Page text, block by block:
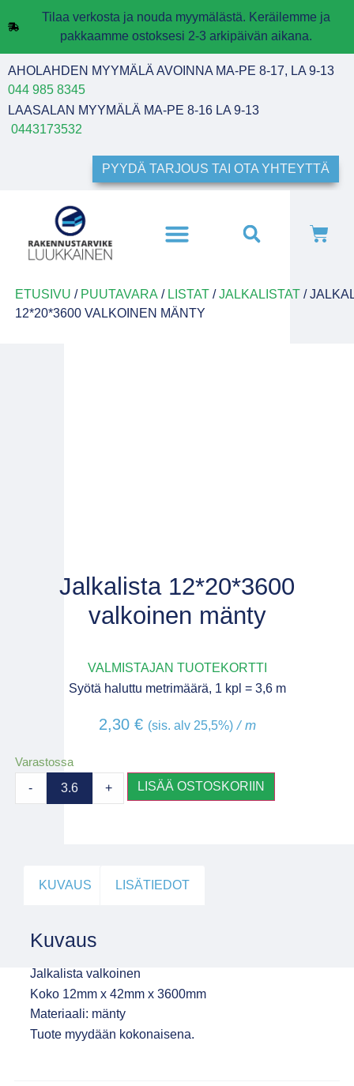
Tilaa verkosta ja nouda myymälästä. Keräilemme ja
pakkaamme ostoksesi 2-3 arkipäivän aikana.
AHOLAHDEN MYYMÄLÄ AVOINNA MA-PE 8-17, LA 9-13
044 985 8345
LAASALAN MYYMÄLÄ MA-PE 8-16 LA 9-13
0443173532
PYYDÄ TARJOUS TAI OTA YHTEYTTÄ
ETUSIVU / PUUTAVARA / LISTAT/JALKALISTAT/
12*20*3600 VALKOINEN MÄNTY
Jalkalista 12*20*3600
valkoinen mänty
VALMISTAJAN TUOTEKORTTI
Syötä haluttu metrimäärä, 1 kpl = 3,6 m
2,30 € (sis. alv 25,5%)/ m
Varastossa
- + LISÄÄ OSTOSKORIIN
KUVAUS LISÄTIEDOT
Kuvaus
Jalkalista valkoinen
Koko 12mm x 42mm x 3600mm
Materiaali: mänty
Tuote myydään kokonaisena.